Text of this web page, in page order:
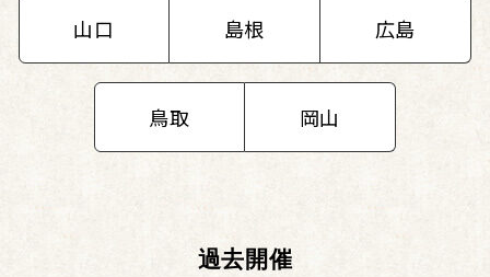
山口 島根 広島
鳥取 岡山
過去開催